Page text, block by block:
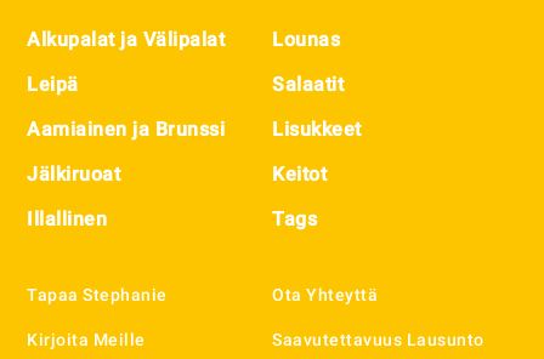
Footer
Alkupalat ja Välipalat
Leipä
Aamiainen ja Brunssi
Jälkiruoat
Illallinen
Lounas
Salaatit
Lisukkeet
Keitot
Tags
Tapaa Stephanie
Kirjoita Meille
Ota Yhteyttä
Saavutettavuus Lausunto